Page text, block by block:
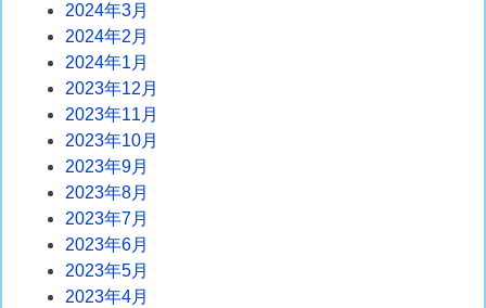
2024年3月
2024年2月
2024年1月
2023年12月
2023年11月
2023年10月
2023年9月
2023年8月
2023年7月
2023年6月
2023年5月
2023年4月